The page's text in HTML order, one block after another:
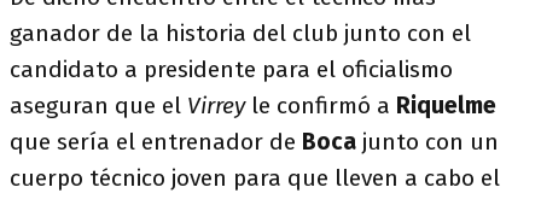
ganador de la historia del club junto con el
candidato a presidente para el oficialismo
aseguran que el Virreyle confirmó a Riquelme
que sería el entrenador de Boca junto con un
cuerpo técnico joven para que lleven a cabo el